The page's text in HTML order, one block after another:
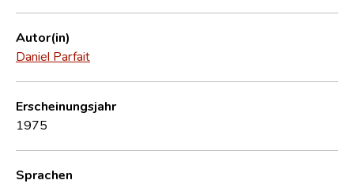
Autor(in)
Daniel Parfait
Erscheinungsjahr
1975
Sprachen